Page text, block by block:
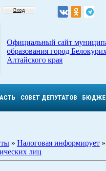
Вход
Официальный сайт
образования город
Алтайского края
СОВЕТ ДЕПУТАТОВ
» Налоговая информирует »
лиц